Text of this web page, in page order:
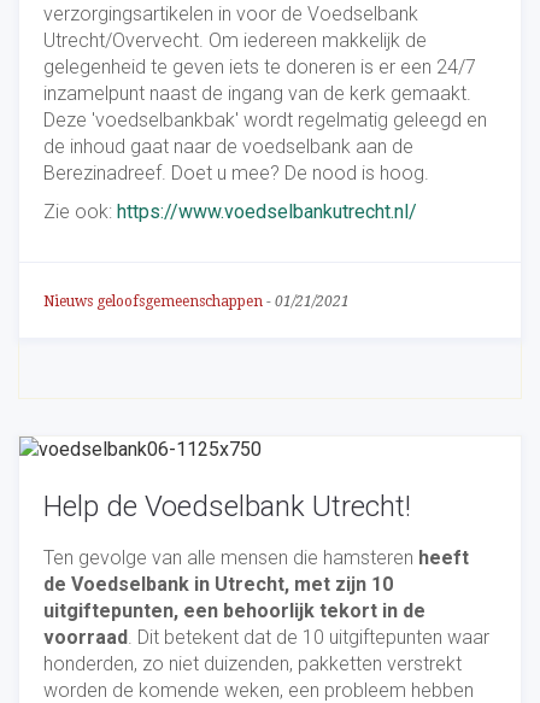
verzorgingsartikelen in voor de Voedselbank
Utrecht/Overvecht. Om iedereen makkelijk de
gelegenheid te geven iets te doneren is er een 24/7
inzamelpunt naast de ingang van de kerk gemaakt.
Deze 'voedselbankbak' wordt regelmatig geleegd en
de inhoud gaat naar de voedselbank aan de
Berezinadreef. Doet u mee? De nood is hoog.
Zie ook: https://www.voedselbankutrecht.nl/
Nieuws geloofsgemeenschappen - 01/21/2021
Help de Voedselbank Utrecht!
Ten gevolge van alle mensen die hamsteren heeft
de Voedselbank in Utrecht, met zijn 10
uitgiftepunten, een behoorlijk tekort in de
voorraad . Dit betekent dat de 10 uitgiftepunten waar
honderden, zo niet duizenden, pakketten verstrekt
worden de komende weken, een probleem hebben